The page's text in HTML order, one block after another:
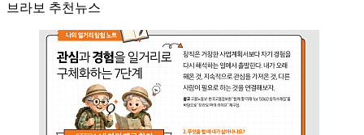
브라보 추천뉴스